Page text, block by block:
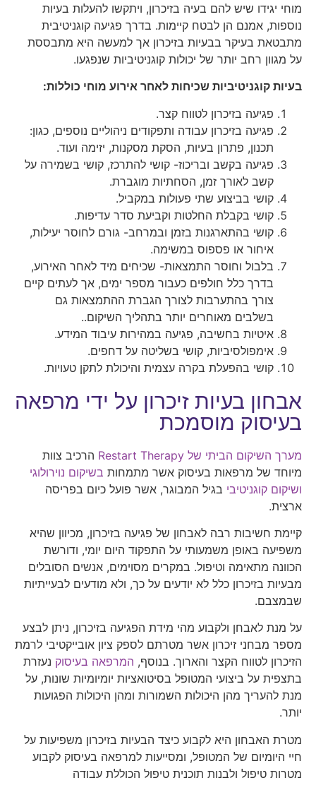
מוחי יגידו שיש להם בעיה בזיכרון, ויתקשו להעלות בעיות
נוספות, אמנם הן לבטח קיימות. בדרך פגיעה קוגניטיבית
מתבטאת בעיקר בבעיות בזיכרון אך למעשה היא מתבססת
על מגוון רחב יותר של יכולות קוגניטיביות שנפגעו.
בעיות קוגניטיביות שכיחות לאחר אירוע מוחי כוללות:
פגיעה בזיכרון לטווח קצר.
פגיעה בזיכרון עבודה ותפקודים ניהוליים נוספים, כגון:
תכנון, פתרון בעיות, הסקת מסקנות, יזימה ועוד.
פגיעה בקשב ובריכוז- קושי להתרכז, קושי בשמירה על
קשב לאורך זמן, הסחתיות מוגברת.
קושי בביצוע שתי פעולות במקביל.
קושי בקבלת החלטות וקביעת סדר עדיפות.
קושי בהתארגנות בזמן ובמרחב- גורם לחוסר יעילות,
איחור או פספוס במשימה.
בלבול וחוסר התמצאות- שכיחים מיד לאחר האירוע,
בדרך כלל חולפים כעבור מספר ימים, אך לעתים קיים
צורך בהתערבות לצורך הגברת ההתמצאות גם
בשלבים מאוחרים יותר בתהליך השיקום..
איטיות בחשיבה, פגיעה במהירות עיבוד המידע.
אימפולסיביות, קושי בשליטה על דחפים.
קושי בהפעלת בקרה עצמית והיכולת לתקן טעויות.
אבחון בעיות זיכרון על ידי מרפאה
בעיסוק מוסמכת
מערך השיקום הביתי של Restart Therapy
הרכיב צוות
מיוחד של מרפאות בעיסוק אשר מתמחות בשיקום נוירולוגי
ושיקום קוגניטיבי בגיל המבוגר, אשר פועל כיום בפריסה
ארצית.
קיימת חשיבות רבה לאבחון של פגיעה בזיכרון, מכיוון שהיא
משפיעה באופן משמעותי על התפקוד היום יומי, ודורשת
הכוונה מתאימה וטיפול. במקרים מסוימים, אנשים הסובלים
מבעיות בזיכרון כלל לא יודעים על כך, ולא מודעים לבעייתיות
שבמצבם.
על מנת לאבחן ולקבוע מהי מידת הפגיעה בזיכרון, ניתן לבצע
מספר מבחני זיכרון אשר מטרתם לספק ציון אובייקטיבי לרמת
הזיכרון לטווח הקצר והארוך. בנוסף, המרפאה בעיסוק נעזרת
בתצפית על ביצועי המטופל בסיטואציות יומיומיות שונות, על
מנת להעריך מהן היכולות השמורות ומהן היכולות הפגועות
יותר.
מטרת האבחון היא לקבוע כיצד הבעיות בזיכרון משפיעות על
חיי היומיום של המטופל, ומסייעות למרפאה בעיסוק לקבוע
מטרות טיפול ולבנות תוכנית טיפול הכוללת עבודה